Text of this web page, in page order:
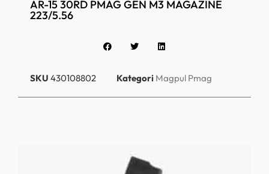
AR-15 30RD PMAG GEN M3 MAGAZINE
223/5.56
SKU 430108802 Kategori Magpul Pmag